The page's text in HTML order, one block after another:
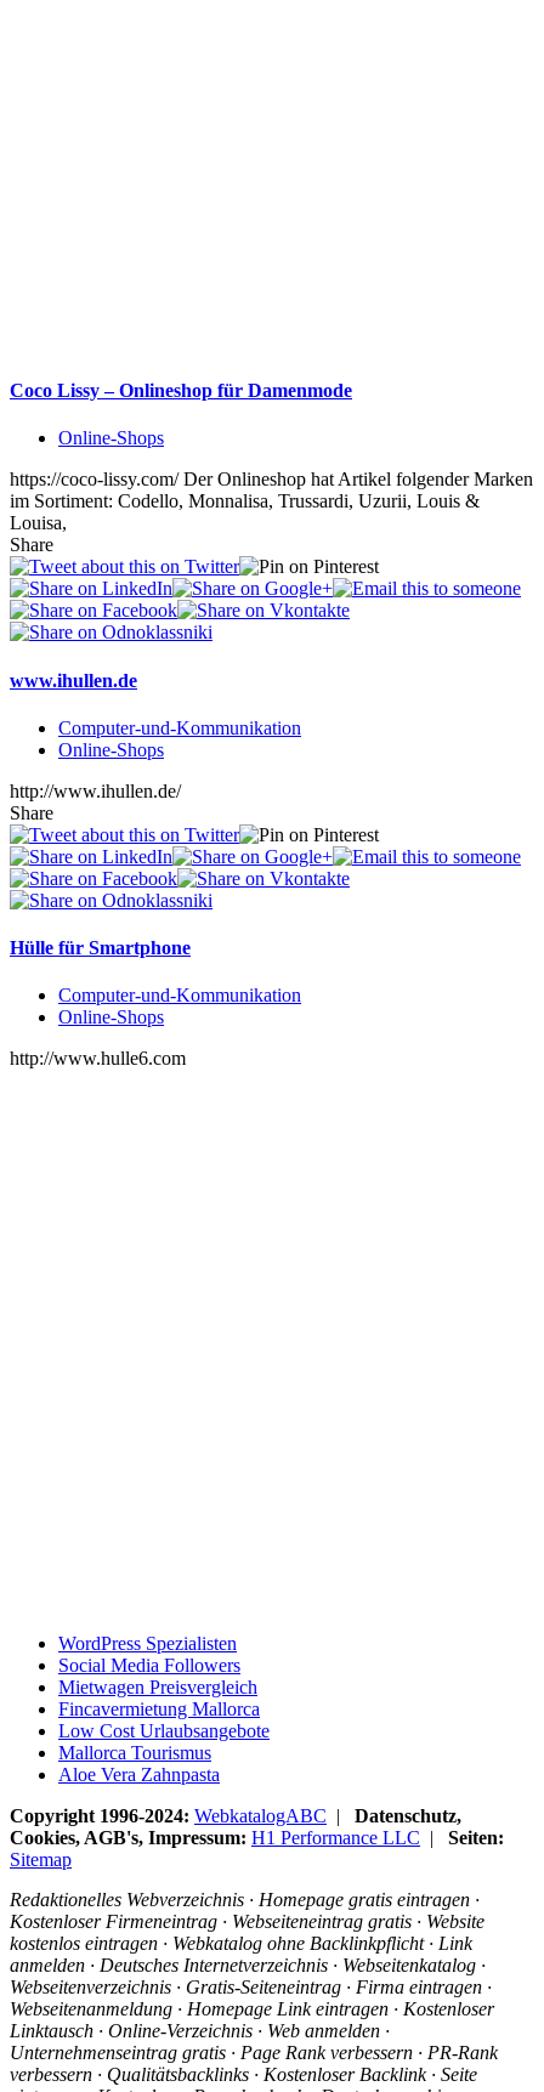
Coco Lissy – Onlineshop für Damenmode
Online-Shops
https://coco-lissy.com/ Der Onlineshop hat Artikel folgender Marken
im Sortiment: Codello, Monnalisa, Trussardi, Uzurii, Louis &
Louisa,
Share
www.ihullen.de
Computer-und-Kommunikation
Online-Shops
http://www.ihullen.de/
Share
Hülle für Smartphone
Computer-und-Kommunikation
Online-Shops
http://www.hulle6.com
WordPress Spezialisten
Social Media Followers
Mietwagen Preisvergleich
Fincavermietung Mallorca
Low Cost Urlaubsangebote
Mallorca Tourismus
Aloe Vera Zahnpasta
Copyright 1996-2024: WebkatalogABC
Datenschutz,
Cookies, AGB's, Impressum: H1 Performance LLC
Seiten:
Sitemap
Redaktionelles Webverzeichnis · Homepage gratis eintragen ·
Kostenloser Firmeneintrag · Webseiteneintrag gratis · Website
kostenlos eintragen · Webkatalog ohne Backlinkpflicht · Link
anmelden · Deutsches Internetverzeichnis · Webseitenkatalog ·
Webseitenverzeichnis · Gratis-Seiteneintrag · Firma eintragen ·
Webseitenanmeldung · Homepage Link eintragen · Kostenloser
Linktausch · Online-Verzeichnis · Web anmelden ·
Unternehmenseintrag gratis · Page Rank verbessern · PR-Rank
verbessern · Qualitätsbacklinks · Kostenloser Backlink · Seite